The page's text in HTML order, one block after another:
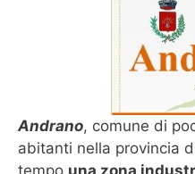
Andrano, comune di
abitanti nella provincia
tempo una zona